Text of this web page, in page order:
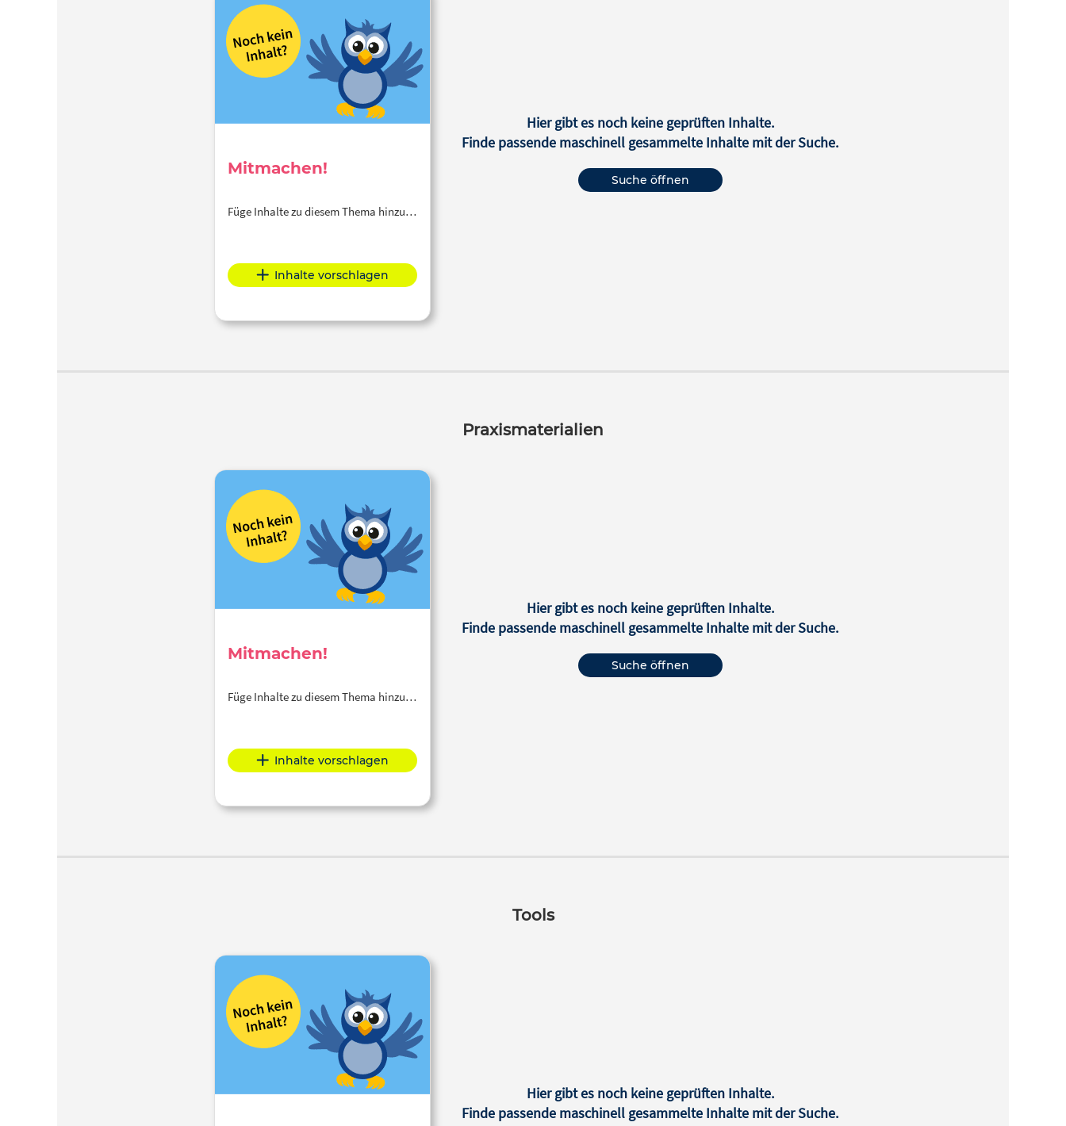
Mitmachen!
Füge Inhalte zu diesem Thema hinzu…
Inhalte vorschlagen
Hier gibt es noch keine geprüften Inhalte.
Finde passende maschinell gesammelte Inhalte mit der Suche.
Suche öffnen
Praxismaterialien
Mitmachen!
Füge Inhalte zu diesem Thema hinzu…
Inhalte vorschlagen
Hier gibt es noch keine geprüften Inhalte.
Finde passende maschinell gesammelte Inhalte mit der Suche.
Suche öffnen
Tools
Hier gibt es noch keine geprüften Inhalte.
Finde passende maschinell gesammelte Inhalte mit der Suche.